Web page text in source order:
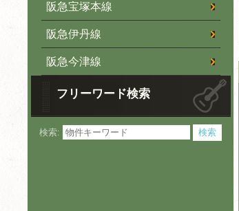
阪急宝塚本線
阪急伊丹線
阪急今津線
フリーワード検索
検索: